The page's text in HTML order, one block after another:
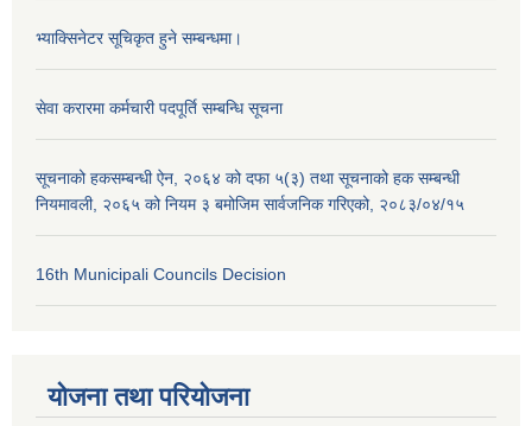
भ्याक्सिनेटर सूचिकृत हुने सम्बन्धमा।
सेवा करारमा कर्मचारी पदपूर्ति सम्बन्धि सूचना
सूचनाको हकसम्बन्धी ऐन, २०६४ को दफा ५(३) तथा सूचनाको हक सम्बन्धी
नियमावली, २०६५ को नियम ३ बमोजिम सार्वजनिक गरिएको, २०८३/०४/१५
16th Municipali Councils Decision
योजना तथा परियोजना